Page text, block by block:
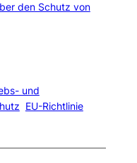
den Schutz von
und
EU-Richtlinie